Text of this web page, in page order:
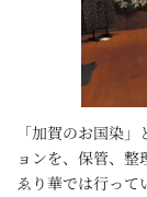
「加賀のお国染
ョンを、保管、
ゑり華では行って